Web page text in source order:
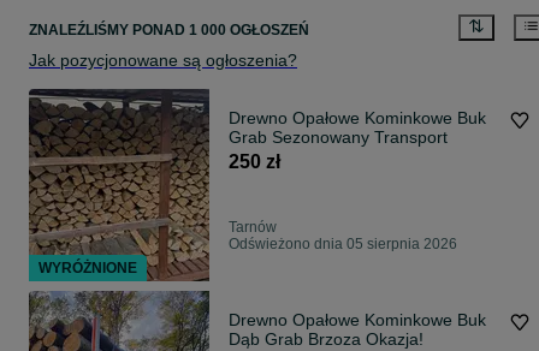
ZNALEŹLIŚMY PONAD 1 000 OGŁOSZEŃ
Jak pozycjonowane są ogłoszenia?
Drewno Opałowe Kominkowe Buk
Grab Sezonowany Transport
250 zł
Tarnów
Odświeżono dnia 05 sierpnia 2026
Drewno Opałowe Kominkowe Buk
Dąb Grab Brzoza Okazja!
WYRÓŻNIONE